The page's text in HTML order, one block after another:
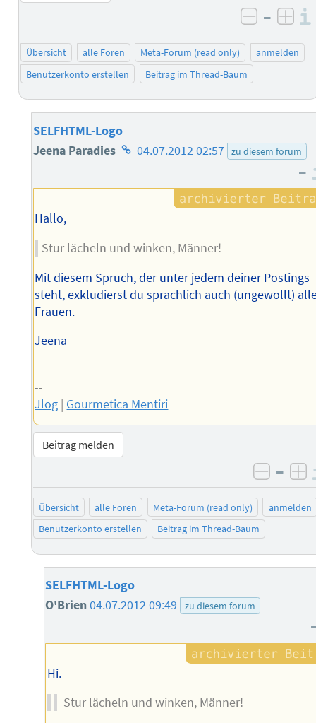
negativ
–
Übersicht alle Foren Meta-Forum (read only)
anmelden
Benutzerkonto erstellen
Beitrag im Thread-Baum
SELFHTML-Logo
Jeena Paradies Homepage
Autors
04.07.2012 02:57 zu diesem forum
–
Hallo,
Stur lächeln und winken, Männer!
Mit diesem Spruch, der unter jedem deiner Postings
steht, exkludierst du sprachlich auch (ungewollt)
Frauen.
Jeena
--
Jlog | Gourmetica Mentiri
Beitrag melden
–
Übersicht alle Foren Meta-Forum (read only)
anmelden
Benutzerkonto erstellen
Beitrag im Thread-Baum
SELFHTML-Logo
O'Brien04.07.2012 09:49 zu diesem forum
Hi.
Stur lächeln und winken, Männer!